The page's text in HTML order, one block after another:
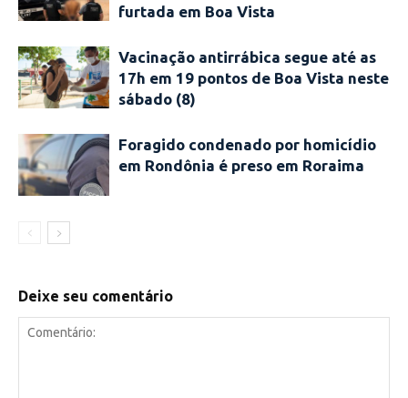
furtada em Boa Vista
Vacinação antirrábica segue até as
17h em 19 pontos de Boa Vista neste
sábado (8)
Foragido condenado por homicídio
em Rondônia é preso em Roraima
Deixe seu comentário